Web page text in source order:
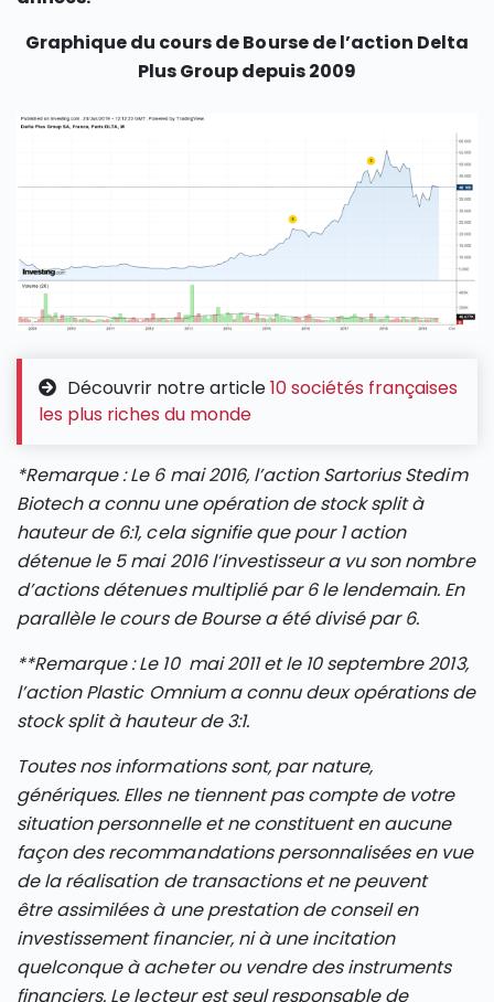
Graphique du cours de Bourse de l’action Delta
Plus Group depuis 2009
Découvrir notre article10 sociétés françaises
les plus riches du monde
*Remarque : Le 6 mai 2016, l’action Sartorius Stedim
Biotech a connu une opération de stock split à
hauteur de 6:1, cela signifie que pour 1 action
détenue le 5 mai 2016 l’investisseur a vu son nombre
d’actions détenues multiplié par 6 le lendemain. En
parallèle le cours de Bourse a été divisé par 6.
**Remarque : Le 10 mai 2011 et le 10 septembre 2013,
l’action Plastic Omnium a connu deux opérations de
stock split à hauteur de 3:1.
Toutes nos informations sont, par nature,
génériques. Elles ne tiennent pas compte de votre
situation personnelle et ne constituent en aucune
façon des recommandations personnalisées en vue
de la réalisation de transactions et ne peuvent
être assimilées à une prestation de conseil en
investissement financier, ni à une incitation
quelconque à acheter ou vendre des instruments
financiers. Le lecteur est seul responsable de